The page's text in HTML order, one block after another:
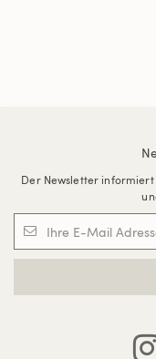
Der Newsletter